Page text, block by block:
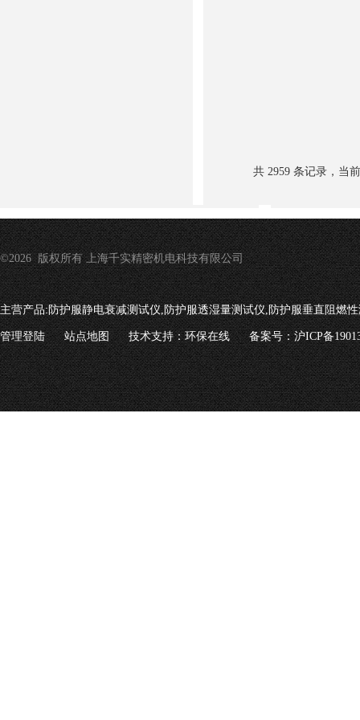
共 2959 条记录，当
©2026 版权所有 上海千实精密机电科技有限公司
主营产品:防护服静电衰减测试仪,防护服透湿量测试仪,防护服垂直阻燃
管理登陆 站点地图 技术支持：环保在线 备案号：沪ICP备